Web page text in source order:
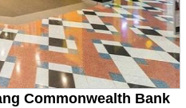
Commonwealth Bank